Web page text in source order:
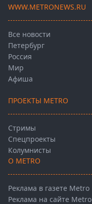
WWW.METRONEWS.RU
Все новости
Петербург
Россия
Мир
Афиша
ПРОЕКТЫ METRO
Стримы
Спецпроекты
Колумнисты
О METRO
Реклама в газете Metro
Реклама на сайте Metro